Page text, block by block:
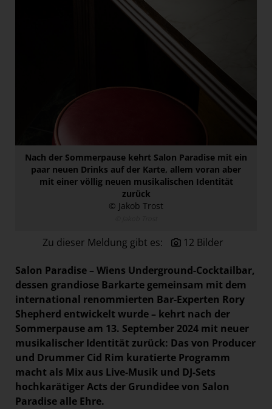
Unibail-Rodamco-Westfield
Vöslauer
Nach der Sommerpause kehrt Salon Paradise mit ein
paar neuen Drinks auf der Karte, allem voran aber
mit einer völlig neuen musikalischen Identität
zurück
© Jakob Trost
Zu dieser Meldung gibt es: 12 Bilder
Salon Paradise – Wiens Underground-Cocktailbar,
dessen grandiose Barkarte gemeinsam mit dem
international renommierten Bar-Experten Rory
Shepherd entwickelt wurde – kehrt nach der
Sommerpause am 13. September 2024 mit neuer
musikalischer Identität zurück: Das von Producer
und Drummer Cid Rim kuratierte Programm
macht als Mix aus Live-Musik und DJ-Sets
hochkarätiger Acts der Grundidee von Salon
Paradise alle Ehre.